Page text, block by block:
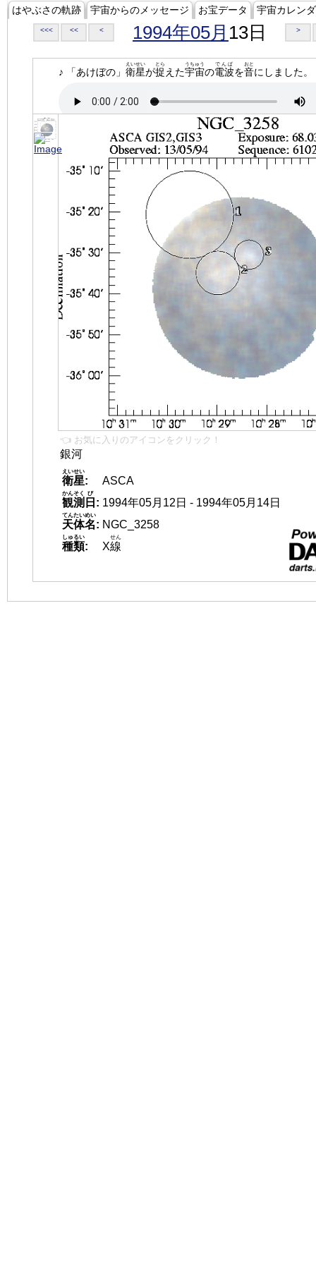
はやぶさの軌跡 宇宙からのメッセージ お宝データ 宇宙カレン
<<< << < 1994年05月 13日 >
♪ 「あけぼの」 衛星
えいせい
が捉
とら
えた宇宙
うちゅう
の電波
でんぱ
を音
おと
にしました。
👈 お気に入りのアイコンをクリック！
銀河
衛星
えいせい
:
ASCA
観測
かんそく
日
び
: 1994年05月12日 - 1994年05月14日
天体名
てんたいめい
: NGC_3258
種類
しゅるい
: X線
せん